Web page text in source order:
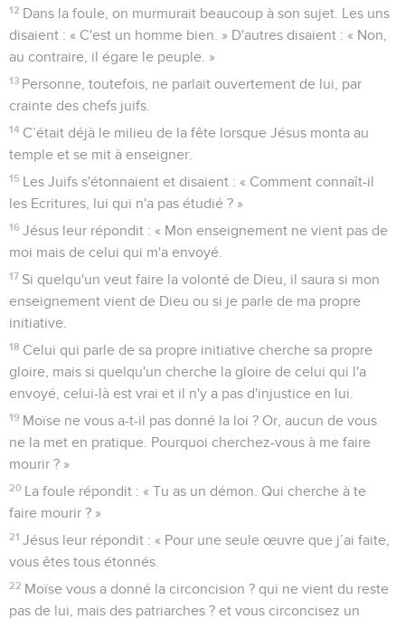
12 Dans la foule, on murmurait beaucoup à son sujet. Les uns
disaient : « C'est un homme bien. » D'autres disaient : « Non,
au contraire, il égare le peuple. »
13 Personne, toutefois, ne parlait ouvertement de lui, par
crainte des chefs juifs.
14 C’était déjà le milieu de la fête lorsque Jésus monta au
temple et se mit à enseigner.
15 Les Juifs s'étonnaient et disaient : « Comment connaît-il
les Ecritures, lui qui n'a pas étudié ? »
16 Jésus leur répondit : « Mon enseignement ne vient pas de
moi mais de celui qui m'a envoyé.
17 Si quelqu'un veut faire la volonté de Dieu, il saura si mon
enseignement vient de Dieu ou si je parle de ma propre
initiative.
18 Celui qui parle de sa propre initiative cherche sa propre
gloire, mais si quelqu'un cherche la gloire de celui qui l'a
envoyé, celui-là est vrai et il n'y a pas d'injustice en lui.
19 Moïse ne vous a-t-il pas donné la loi ? Or, aucun de vous
ne la met en pratique. Pourquoi cherchez-vous à me faire
mourir ? »
20 La foule répondit : « Tu as un démon. Qui cherche à te
faire mourir ? »
21 Jésus leur répondit : « Pour une seule œuvre que j’ai faite,
vous êtes tous étonnés.
22 Moïse vous a donné la circoncision ? qui ne vient du reste
pas de lui, mais des patriarches ? et vous circoncisez un